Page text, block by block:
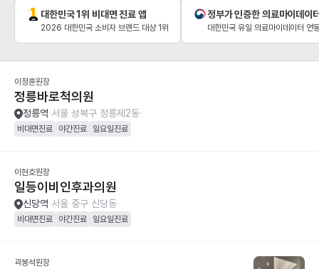
대한민국 1위 비대면 진료 앱
2026 대한민국 소비자 브랜드 대상 1위
정부가 인증한 의료마이데이
대한민국 유일 의료마이데이터 연
이정훈원장
정릉바로척의원
정릉역 서울 성북구 정릉제2동
비대면진료 야간진료 일요일진료
이현호원장
일등이비인후과의원
신당역 서울 중구 신당동
비대면진료 야간진료 일요일진료
곽봉석원장